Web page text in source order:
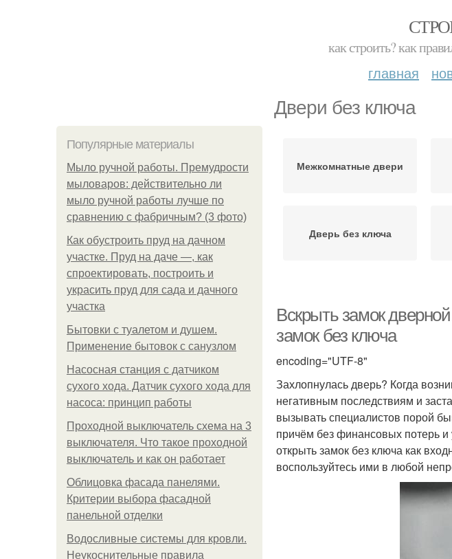
как строить? как
главная
Двери без ключа
Популярные материалы
Мыло ручной работы. Премудрости
мыловаров: действительно ли
мыло ручной работы лучше по
сравнению с фабричным? (3 фото)
Как обустроить пруд на дачном
участке. Пруд на даче —, как
спроектировать, построить и
украсить пруд для сада и дачного
участка
Бытовки с туалетом и душем.
Применение бытовок с санузлом
Насосная станция с датчиком
сухого хода. Датчик сухого хода для
насоса: принцип работы
Проходной выключатель схема на 3
выключателя. Что такое проходной
выключатель и как он работает
Облицовка фасада панелями.
Критерии выбора фасадной
панельной отделки
Водосливные системы для кровли.
Неукоснительные правила
Межкомнатные двери
Дверь без ключа
Вскрыть замок
замок без ключа
encoding="UTF-8"
Захлопнулась дверь? Когда
негативным последствиям и
вызывать специалистов порой
причём без финансовых потерь
открыть замок без ключа как
воспользуйтесь ими в любой